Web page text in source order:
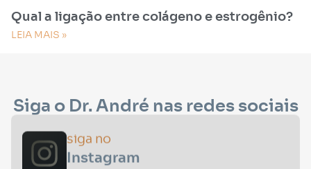
Qual a ligação entre colágeno e estrogênio?
LEIA MAIS »
Siga o Dr. André nas redes sociais
siga no
Instagram